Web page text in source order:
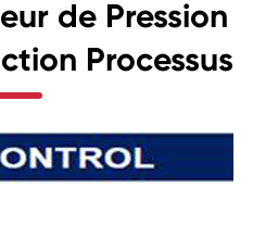
de Pression
Processus